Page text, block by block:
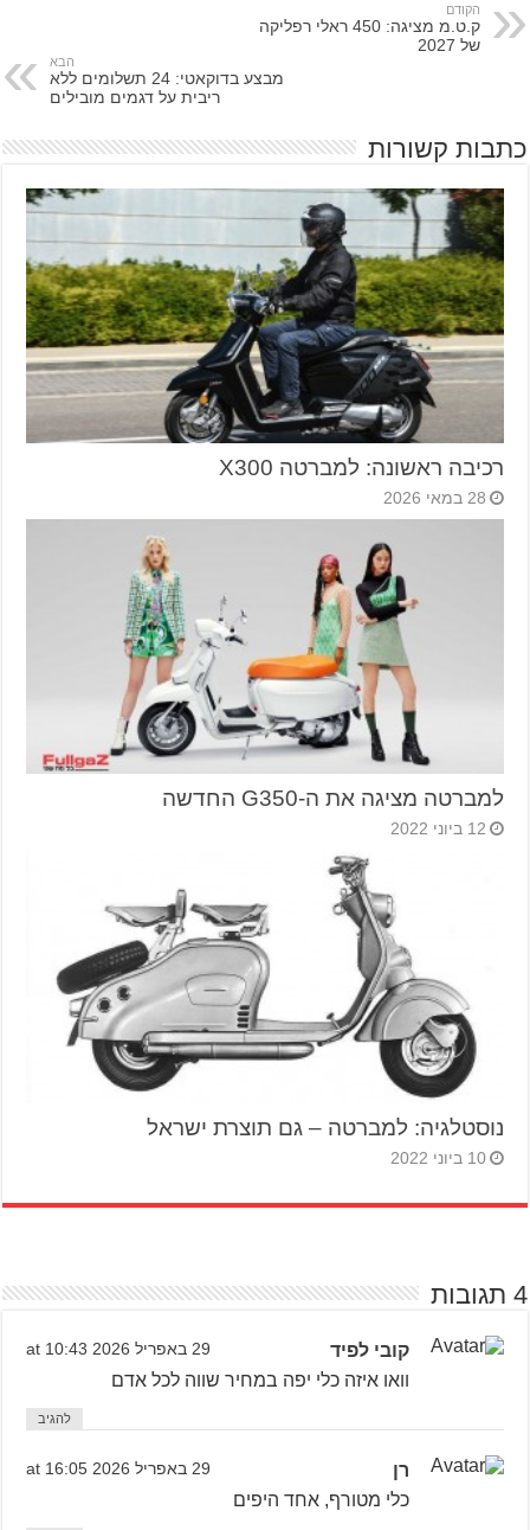
הקודם
ק.ט.מ מציגה: 450 ראלי רפליקה
של 2027
הבא
מבצע בדוקאטי: 24 תשלומים ללא
ריבית על דגמים מובילים
כתבות קשורות
רכיבה ראשונה: למברטה X300
28 במאי 2026
למברטה מציגה את ה-G350 החדשה
12 ביוני 2022
נוסטלגיה: למברטה – גם תוצרת ישראל
10 ביוני 2022
4 תגובות
קובי לפיד 29 באפריל 2026 at 10:43
וואו איזה כלי יפה במחיר שווה לכל אדם
להגיב
רן 29 באפריל 2026 at 16:05
כלי מטורף, אחד היפים